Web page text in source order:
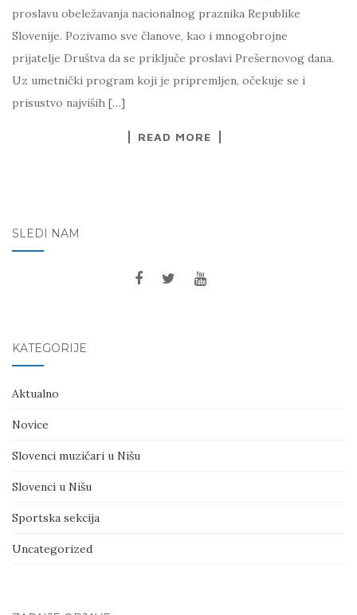
proslavu obeležavanja nacionalnog praznika Republike
Slovenije. Pozivamo sve članove, kao i mnogobrojne
prijatelje Društva da se priključe proslavi Prešernovog dana.
Uz umetnički program koji je pripremljen, očekuje se i
prisustvo najviših […]
READ MORE
SLEDI NAM
KATEGORIJE
Aktualno
Novice
Slovenci muzičari u Nišu
Slovenci u Nišu
Sportska sekcija
Uncategorized